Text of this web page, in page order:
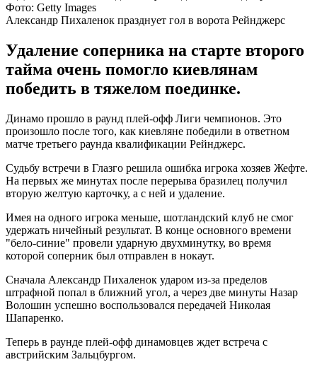
Фото: Getty Images
Александр Пихаленок празднует гол в ворота Рейнджерс
Удаление соперника на старте второго
тайма очень помогло киевлянам
победить в тяжелом поединке.
Динамо прошло в раунд плей-офф Лиги чемпионов. Это
произошло после того, как киевляне победили в ответном
матче третьего раунда квалификации Рейнджерс.
Судьбу встречи в Глазго решила ошибка игрока хозяев Жефте.
На первых же минутах после перерыва бразилец получил
вторую желтую карточку, а с ней и удаление.
Имея на одного игрока меньше, шотландский клуб не смог
удержать ничейный результат. В конце основного времени
"бело-синие" провели ударную двухминутку, во время
которой соперник был отправлен в нокаут.
Сначала Александр Пихаленок ударом из-за пределов
штрафной попал в ближний угол, а через две минуты Назар
Волошин успешно воспользовался передачей Николая
Шапаренко.
Теперь в раунде плей-офф динамовцев ждет встреча с
австрийским Зальцбургом.